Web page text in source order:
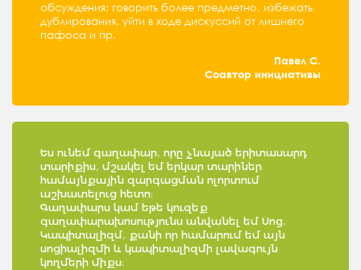
обсуждения: говорить более предметно, избежать
дублирования, уйти в ходе дискуссий от лишнего
пафоса и пр.
Павел С.
Соавтор инициативы
Ես ունեմ գաղափար, որը չնայած երիտասարդ
տարիքիս, մշակել եմ երկար տարիներ
համայնքային զարգացման ոլորտում
աշխատելուց հետո։
Գաղափարս կամ եթե կուզեք
գաղափարախոսությունս անվանել եմ Սոց.
Կապիտալիզմ, քանի որ համարում եմ այն
սոցիալիզմի և կապիտալիզմի լավագույն
կողմերի միքս։